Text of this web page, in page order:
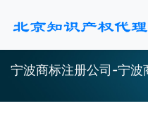
宁波商标注册公司-宁波